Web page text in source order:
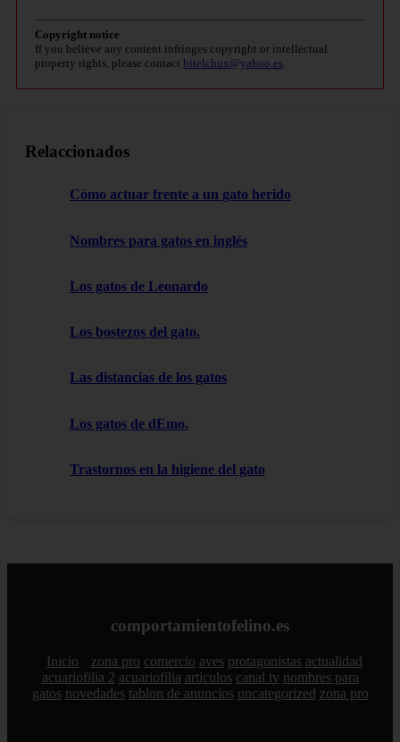
Copyright notice
If you believe any content infringes copyright or intellectual
property rights, please contact bitelchux@yahoo.es
Relaccionados
Cómo actuar frente a un gato herido
Nombres para gatos en inglés
Los gatos de Leonardo
Los bostezos del gato.
Las distancias de los gatos
Los gatos de dEmo.
Trastornos en la higiene del gato
comportamientofelino.es
Inicio zona pro comercio aves protagonistas actualidad
acuariofilia 2 acuariofilia articulos canal tv nombres para
gatos novedades tablon de anuncios uncategorized zona pro